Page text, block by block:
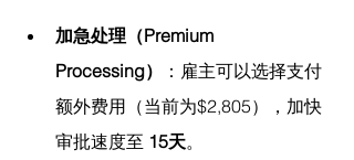
加急处理（Premium
Processing）
：雇主可以选择支付
额外费用（当前为$2,805），加快
审批速度至 15天。